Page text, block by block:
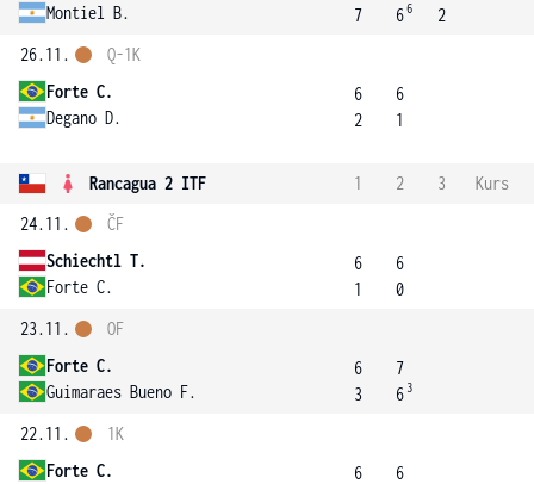
Montiel B.
7
66
2
26.11.
Forte C.
Degano D.
Q-1K
6
2
6
1
Rancagua 2 ITF 1 2 3
Kurs
24.11.
Schiechtl T.
Forte C.
ČF
6
1
6
0
23.11.
Forte C.
Guimaraes Bueno F.
OF
6
3
7
6 3
22.11.
Forte C.
1K
6
6